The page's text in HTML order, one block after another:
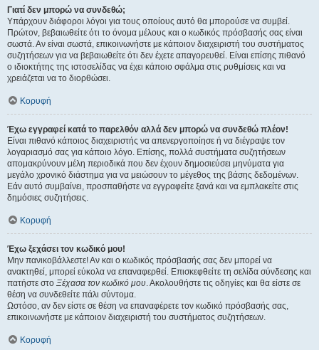
Γιατί δεν μπορώ να συνδεθώ;
Υπάρχουν διάφοροι λόγοι για τους οποίους αυτό θα μπορούσε να συμβεί.
Πρώτον, βεβαιωθείτε ότι το όνομα μέλους και ο κωδικός πρόσβασής σας είναι
σωστά. Αν είναι σωστά, επικοινωνήστε με κάποιον διαχειριστή του συστήματος
συζητήσεων για να βεβαιωθείτε ότι δεν έχετε απαγορευθεί. Είναι επίσης πιθανό
ο ιδιοκτήτης της ιστοσελίδας να έχει κάποιο σφάλμα στις ρυθμίσεις και να
χρειάζεται να το διορθώσει.
Κορυφή
Έχω εγγραφεί κατά το παρελθόν αλλά δεν μπορώ να συνδεθώ πλέον!
Είναι πιθανό κάποιος διαχειριστής να απενεργοποίησε ή να διέγραψε τον
λογαριασμό σας για κάποιο λόγο. Επίσης, πολλά συστήματα συζητήσεων
απομακρύνουν μέλη περιοδικά που δεν έχουν δημοσιεύσει μηνύματα για
μεγάλο χρονικό διάστημα για να μειώσουν το μέγεθος της βάσης δεδομένων.
Εάν αυτό συμβαίνει, προσπαθήστε να εγγραφείτε ξανά και να εμπλακείτε στις
δημόσιες συζητήσεις.
Κορυφή
Έχω ξεχάσει τον κωδικό μου!
Μην πανικοβάλλεστε! Αν και ο κωδικός πρόσβασής σας δεν μπορεί να
ανακτηθεί, μπορεί εύκολα να επαναφερθεί. Επισκεφθείτε τη σελίδα σύνδεσης και
πατήστε στο Ξέχασα τον κωδικό μου. Ακολουθήστε τις οδηγίες και θα είστε σε
θέση να συνδεθείτε πάλι σύντομα.
Ωστόσο, αν δεν είστε σε θέση να επαναφέρετε τον κωδικό πρόσβασής σας,
επικοινωνήστε με κάποιον διαχειριστή του συστήματος συζητήσεων.
Κορυφή